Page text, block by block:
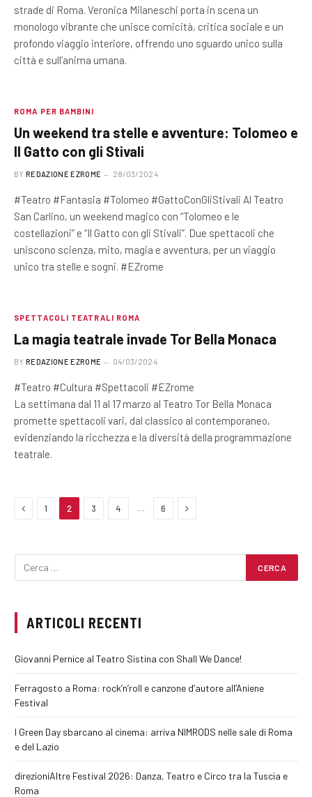
strade di Roma. Veronica Milaneschi porta in scena un
monologo vibrante che unisce comicità, critica sociale e un
profondo viaggio interiore, offrendo uno sguardo unico sulla
città e sull’anima umana.
ROMA PER BAMBINI
Un weekend tra stelle e avventure: Tolomeo e
Il Gatto con gli Stivali
BY REDAZIONE EZROME 28/03/2024
#Teatro #Fantasia #Tolomeo #GattoConGliStivali Al Teatro
San Carlino, un weekend magico con “Tolomeo e le
costellazioni” e “Il Gatto con gli Stivali”. Due spettacoli che
uniscono scienza, mito, magia e avventura, per un viaggio
unico tra stelle e sogni. #EZrome
SPETTACOLI TEATRALI ROMA
La magia teatrale invade Tor Bella Monaca
BY REDAZIONE EZROME 04/03/2024
#Teatro #Cultura #Spettacoli #EZrome
La settimana dal 11 al 17 marzo al Teatro Tor Bella Monaca
promette spettacoli vari, dal classico al contemporaneo,
evidenziando la ricchezza e la diversità della programmazione
teatrale.
Previous
1 2 3 4 6 Next
ARTICOLI RECENTI
Giovanni Pernice al Teatro Sistina con Shall We Dance!
Ferragosto a Roma: rock’n’roll e canzone d’autore all’Aniene
Festival
I Green Day sbarcano al cinema: arriva NIMRODS nelle sale di Roma
e del Lazio
direzioniAltre Festival 2026: Danza, Teatro e Circo tra la Tuscia e
Roma